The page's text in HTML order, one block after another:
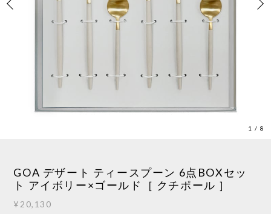
1 /8
GOA デザート ティースプーン 6点BOXセッ
ト アイボリー×ゴールド［ クチポール ］
¥20,130